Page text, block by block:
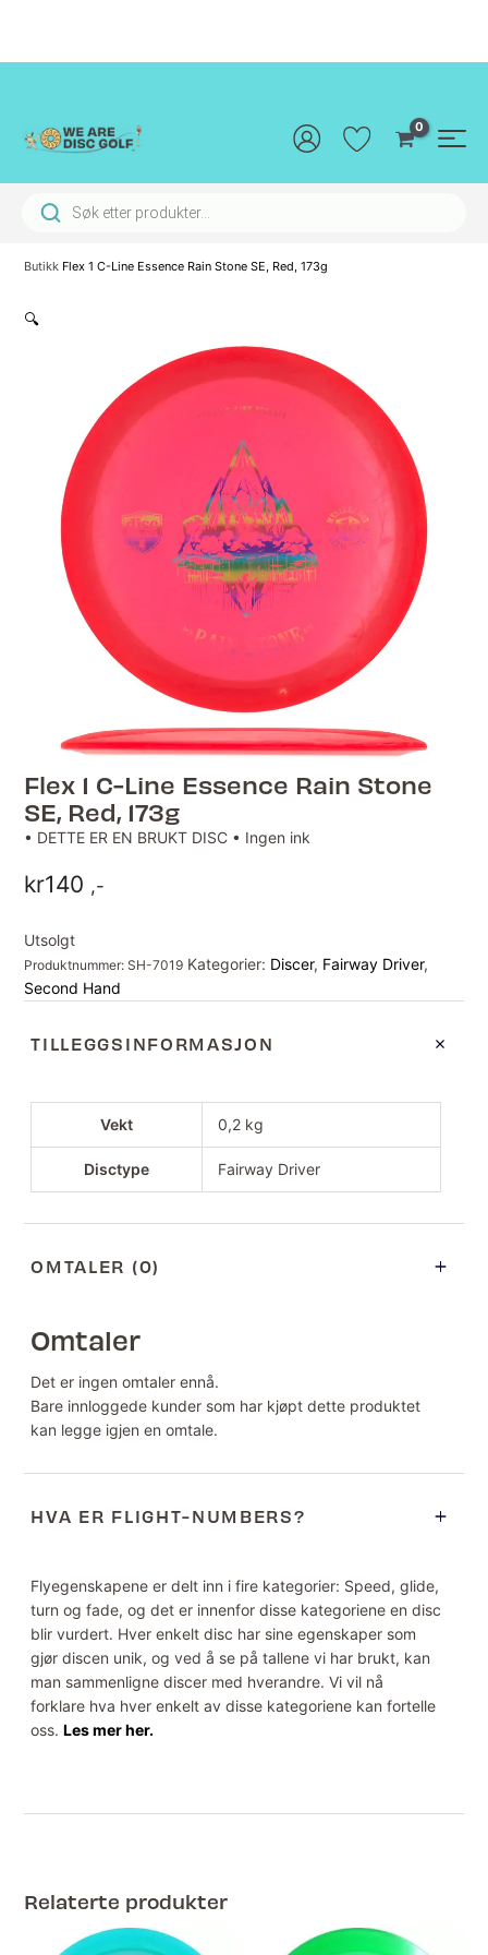
innholdet
Products search
Butikk Flex 1 C-Line Essence Rain Stone SE, Red, 173g
🔍
Flex 1 C-Line Essence Rain Stone
SE, Red, 173g
• DETTE ER EN BRUKT DISC • Ingen ink
kr140 ,-
Utsolgt
Produktnummer:SH-7019 Kategorier: Discer, Fairway Driver,
Second Hand
TILLEGGSINFORMASJON
Vekt 0,2 kg
Disctype Fairway Driver
OMTALER (0)
Omtaler
Det er ingen omtaler ennå.
Bare innloggede kunder som har kjøpt dette produktet
kan legge igjen en omtale.
HVA ER FLIGHT-NUMBERS?
Flyegenskapene er delt inn i fire kategorier: Speed, glide,
turn og fade, og det er innenfor disse kategoriene en disc
blir vurdert. Hver enkelt disc har sine egenskaper som
gjør discen unik, og ved å se på tallene vi har brukt, kan
man sammenligne discer med hverandre. Vi vil nå
forklare hva hver enkelt av disse kategoriene kan fortelle
oss.Les mer her.
Relaterte produkter